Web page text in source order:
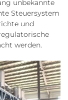
unbekannte
Steuersystem
und
werden.